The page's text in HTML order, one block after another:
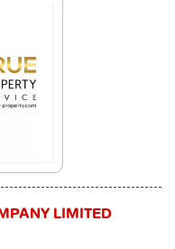
LIMITED